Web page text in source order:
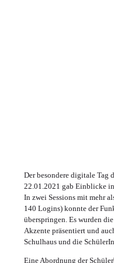
Der besondere digitale Tag
22.01.2021 gab Einblicke
In zwei Sessions mit mehr
140 Logins) konnte der
überspringen. Es wurden
Akzente präsentiert und
Schulhaus und die
Eine Abordnung der